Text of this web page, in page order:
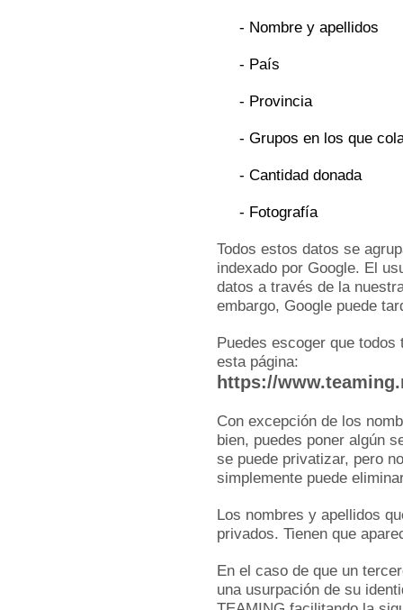
- Nombre y apellidos
- País
- Provincia
- Grupos en los que
- Cantidad donada
- Fotografía
Todos estos datos se
indexado por Google. El
datos a través de la
embargo, Google puede
Puedes escoger que
esta página:
https://
Con excepción de los
bien, puedes poner algún
se puede privatizar, pero
simplemente puede
Los nombres y apellidos
privados. Tienen que
En el caso de que un
una usurpación de su